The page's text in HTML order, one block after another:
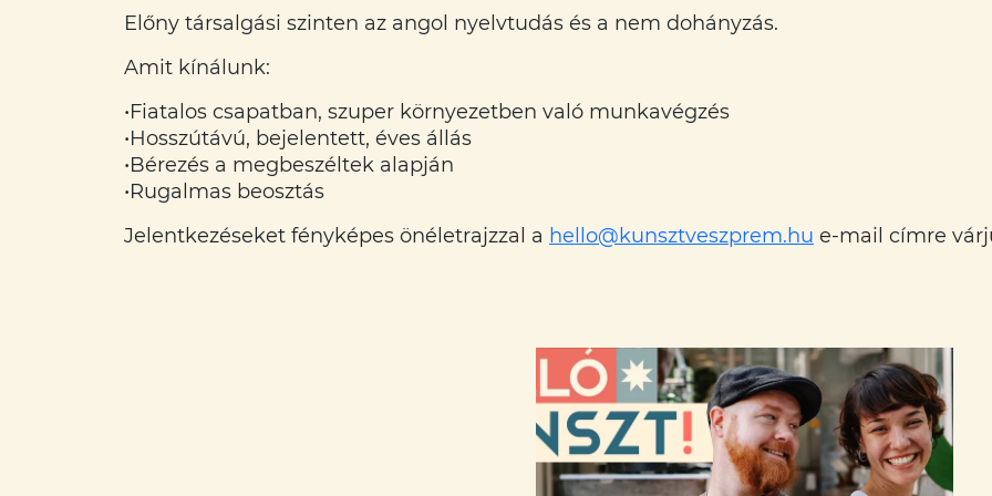
Előny társalgási szinten az angol nyelvtudás és a nem dohányzás.
Amit kínálunk:
•Fiatalos csapatban, szuper környezetben való munkavégzés
•Hosszútávú, bejelentett, éves állás
•Bérezés a megbeszéltek alapján
•Rugalmas beosztás
Jelentkezéseket fényképes önéletrajzzal a hello@kunsztveszprem.hu e-mail címre